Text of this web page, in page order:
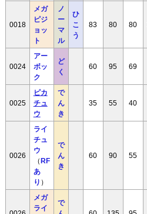
0018
メガ
ピジ
ョッ
ト
ノ
ー
マ
ル
ひ
こ
う
83 80 80
0024
アー
ボッ
ク
ど
く
60 95 69
0025
ピカ
チュ
ウ
で
ん
き
35 55 40
0026
ライ
チュ
ウ
（ RF
あ
り ）
で
ん
き
60 90 55
メガ
ライ
で